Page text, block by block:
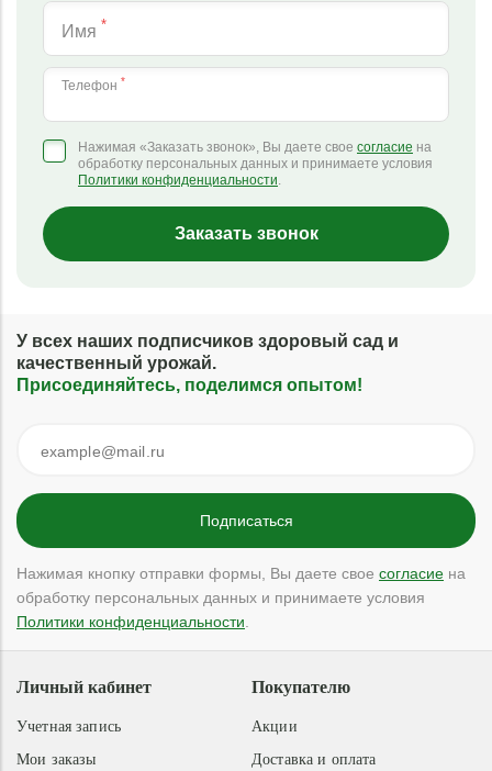
Имя *
Телефон *
Нажимая «Заказать звонок», Вы даете свое согласие на
обработку персональных данных и принимаете условия
Политики конфиденциальности.
Заказать звонок
У всех наших подписчиков здоровый сад и
качественный урожай.
Присоединяйтесь, поделимся опытом!
Нажимая кнопку отправки формы, Вы даете свое согласие на
обработку персональных данных и принимаете условия
Политики конфиденциальности
Покупателю
Акции
Доставка и оплата
Личный кабинет
Учетная запись
Мои заказы